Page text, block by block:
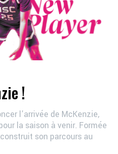
!
l’arrivée de McKenzie,
la saison à venir. Formée
son parcours au